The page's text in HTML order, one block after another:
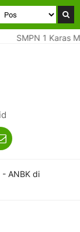
SMPN 1 Karas
- ANBK di